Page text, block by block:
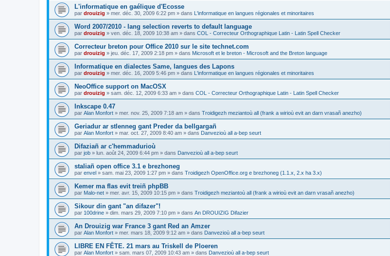
L'informatique en gaélique d'Ecosse
par drouizig » mer. déc. 30, 2009 6:22 pm » dans L'informatique en langues régionales et minoritaires
Word 2007/2010 - lang selection reverts to default language
par drouizig » ven. déc. 18, 2009 10:38 am » dans COL - Correcteur Orthographique Latin - Latin Spell Checker
Correcteur breton pour Office 2010 sur le site technet.com
par drouizig » jeu. déc. 17, 2009 2:18 pm » dans Microsoft et le breton - Microsoft and the Breton language
Informatique en dialectes Same, langues des Lapons
par drouizig » mer. déc. 16, 2009 5:46 pm » dans L'informatique en langues régionales et minoritaires
NeoOffice support on MacOSX
par drouizig » sam. déc. 12, 2009 6:33 am » dans COL - Correcteur Orthographique Latin - Latin Spell Checker
Inkscape 0.47
par Alan Monfort » mer. nov. 25, 2009 7:18 am » dans Troidigezh meziantoù all (frank a wirioù evit an darn vrasañ anezho)
Geriadur ar stlenneg gant Preder da bellgargañ
par Alan Monfort » mar. oct. 27, 2009 8:40 am » dans Danvezioù all a-bep seurt
Difaziañ ar c'hemmadurioù
par job » lun. août 24, 2009 6:44 pm » dans Danvezioù all a-bep seurt
staliañ open office 3.1 e brezhoneg
par envel » sam. mai 23, 2009 1:27 pm » dans Troidigezh OpenOffice.org e brezhoneg (1.1.x, 2.x ha 3.x)
Kemer ma flas evit treiñ phpBB
par Malo-net » mer. avr. 15, 2009 10:15 pm » dans Troidigezh meziantoù all (frank a wirioù evit an darn vrasañ anezho)
Sikour din gant "an difazer"!
par 100drine » dim. mars 29, 2009 7:10 pm » dans An DROUIZIG Difazier
An Drouizig war France 3 gant Red an Amzer
par Alan Monfort » mer. mars 18, 2009 9:12 am » dans Danvezioù all a-bep seurt
LIBRE EN FÊTE. 21 mars au Triskell de Ploeren
par Alan Monfort » sam. mars 07, 2009 10:43 am » dans Danvezioù all a-bep seurt